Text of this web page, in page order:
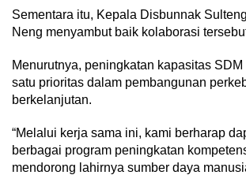
Sementara itu, Kepala Disbunnak
Neng menyambut baik kolaborasi
Menurutnya, peningkatan kapasitas
satu prioritas dalam pembangunan
berkelanjutan.
“Melalui kerja sama ini, kami berharap
berbagai program peningkatan
mendorong lahirnya sumber daya